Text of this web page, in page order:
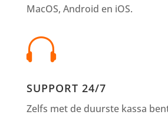
MacOS, Android en iOS.

SUPPORT 24/7
Zelfs met de duurste kassa